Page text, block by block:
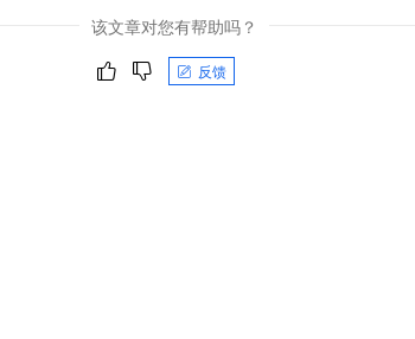
该文章对您有帮助吗？
反馈